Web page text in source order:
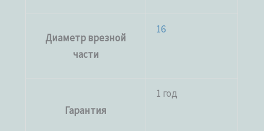
Диаметр врезной
части
16
Гарантия
1 год